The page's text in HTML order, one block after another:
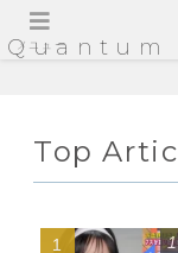
Quantum
Top
メニュー